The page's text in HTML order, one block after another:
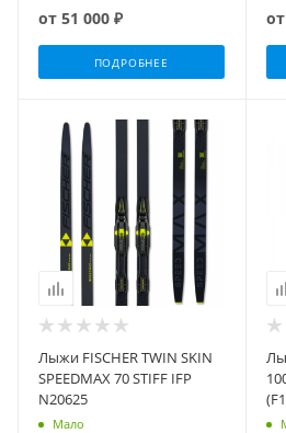
от 51 000 ₽
ПОДРОБНЕЕ
от
Лыжи FISCHER TWIN SKIN
SPEEDMAX 70 STIFF IFP
N20625
Мало